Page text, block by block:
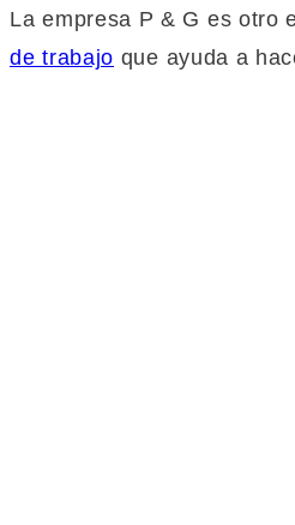
La empresa P & G es otro
de trabajo que ayuda a